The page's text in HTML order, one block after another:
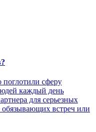
поглотили сферу
каждый день
для серьезных
встреч или